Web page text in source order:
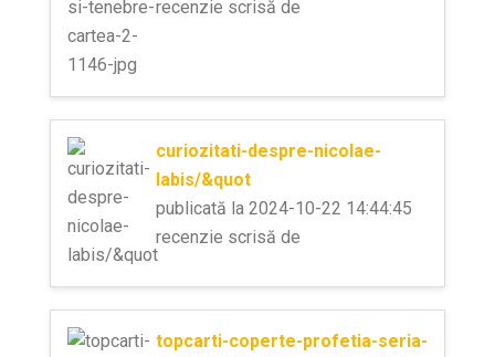
recenzie scrisă de
curiozitati-despre-nicolae-
labis/&quot
publicată la 2024-10-22 14:44:45
recenzie scrisă de
topcarti-coperte-profetia-seria-